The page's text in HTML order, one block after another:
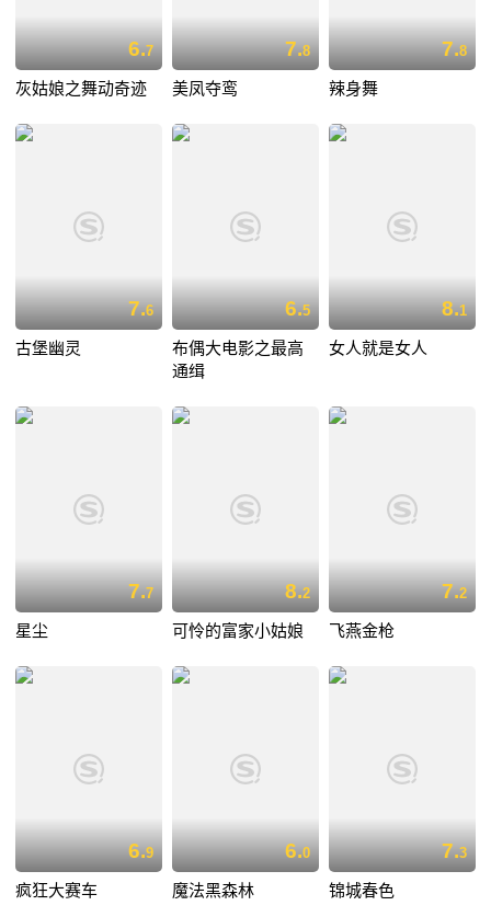
6.7
灰姑娘之舞动奇迹
7.8
美凤夺鸾
7.8
辣身舞
7.6
古堡幽灵
6.5
布偶大电影之最高
通缉
8.1
女人就是女人
7.7
星尘
8.2
可怜的富家小姑娘
7.2
飞燕金枪
6.9
疯狂大赛车
6.0
魔法黑森林
7.3
锦城春色